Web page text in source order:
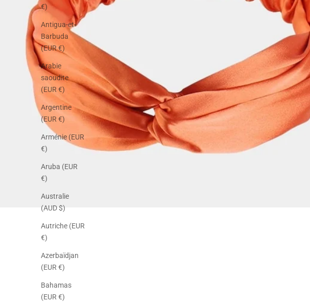
€)
Antigua-et-
Barbuda
(EUR €)
Arabie
saoudite
(EUR €)
Argentine
(EUR €)
Arménie (EUR
€)
Aruba (EUR
€)
Australie
(AUD $)
Autriche (EUR
€)
Azerbaïdjan
(EUR €)
Bahamas
(EUR €)